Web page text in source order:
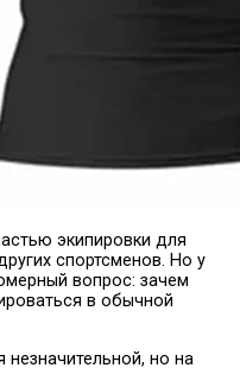
экипировки для
спортсменов. Но у
вопрос: зачем
в обычной
незначительной, но на